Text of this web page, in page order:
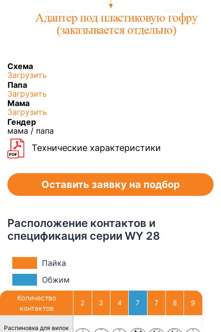
Схема
Загрузить
Папа
Загрузить
Мама
Загрузить
Гендер
мама / папа
Технические характеристики
Оставить заявку на подбор
Расположение контактов и
спецификация серии WY 28
Пайка
Обжим
Количество
контактов
Распиновка для вилок
2 3 4 7 7 8 9